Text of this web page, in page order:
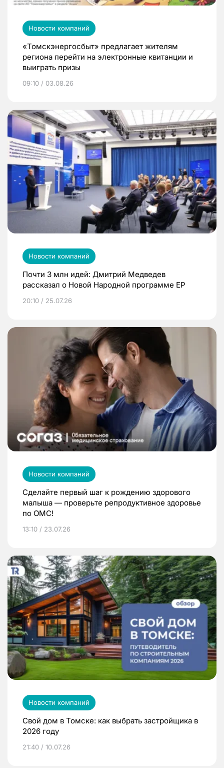
Новости компаний
«Томскэнергосбыт» предлагает жителям
региона перейти на электронные квитанции и
выиграть призы
09:10 / 03.08.26
Новости компаний
Почти 3 млн идей: Дмитрий Медведев
рассказал о Новой Народной программе ЕР
20:10 / 25.07.26
Новости компаний
Сделайте первый шаг к рождению здорового
малыша — проверьте репродуктивное здоровье
по ОМС!
13:10 / 23.07.26
Новости компаний
Свой дом в Томске: как выбрать застройщика в
2026 году
21:40 / 10.07.26